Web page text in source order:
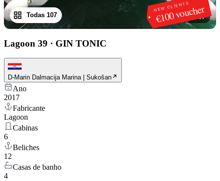
NEW CLIENTS
€100 voucher
1/107
Todas 107
Lagoon 39 · GIN TONIC
D-Marin Dalmacija Marina | Sukošan
Ano
2017
Fabricante
Lagoon
Cabinas
6
Beliches
12
Casas de banho
4